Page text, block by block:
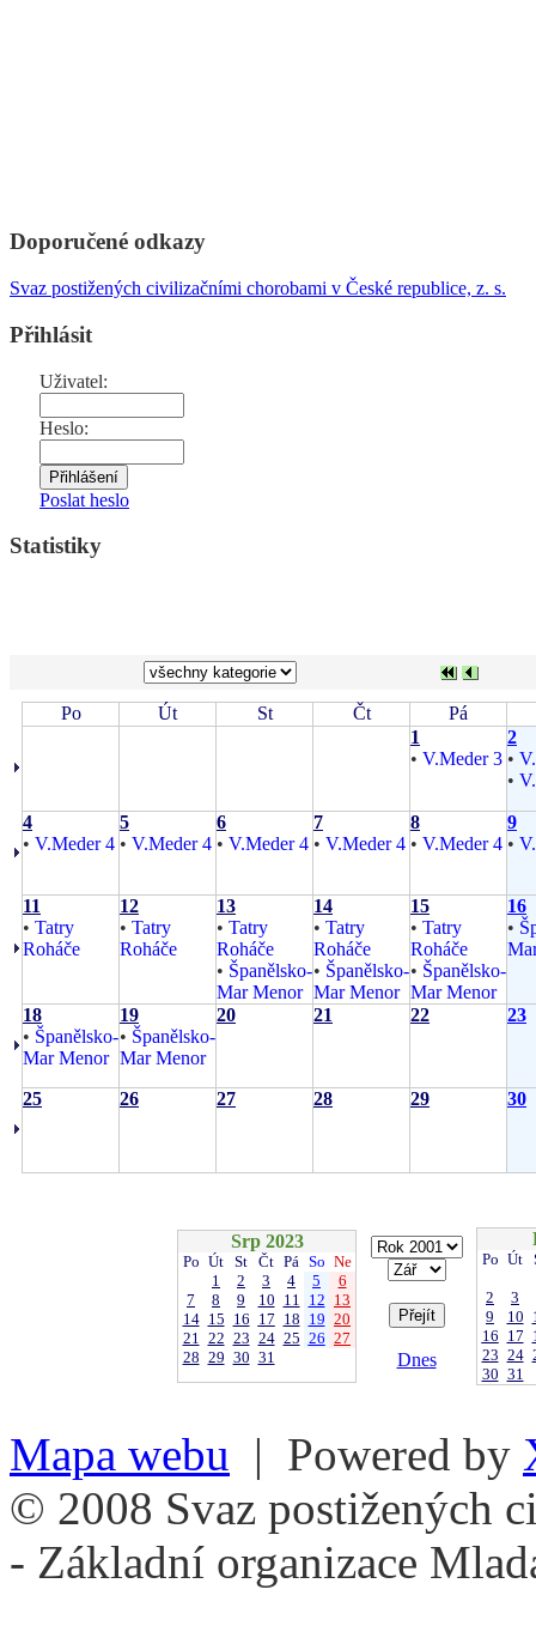
Doporučené odkazy
Svaz postižených civilizačními chorobami v České republice, z. s.
Přihlásit
Uživatel:
Heslo:
Poslat heslo
Statistiky
Po Út St Čt
Pá
1
• V.Meder 3
2
•
•
4
• V.Meder 4
5
• V.Meder 4
6
• V.Meder 4
7
• V.Meder 4
8
• V.Meder 4
9
•
11
• Tatry
Roháče
12
• Tatry
Roháče
13
• Tatry
Roháče
• Španělsko-
Mar Menor
14
• Tatry
Roháče
• Španělsko-
Mar Menor
15
• Tatry
Roháče
• Španělsko-
Mar Menor
16
•
18
• Španělsko-
Mar Menor
19
• Španělsko-
Mar Menor
20 21 22 23
25 26 27 28 29 30
Srp 2023
Po Út St Čt Pá So Ne
1
2 3 4 5
6
7
8 9 10 11 12 13
14 15 16 17 18 19 20
21 22 23 24 25 26 27
28 29 30 31 Dnes
Po Út
2
3
9
10
16 17
23 24
30 31
Mapa webu | Powered by
© 2008 Svaz postižených
- Základní organizace